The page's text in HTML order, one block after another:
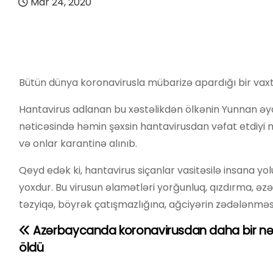
Bütün dünya koronavirusla mübarizə apardığı bir
Hantavirus adlanan bu xəstəlikdən ölkənin Yunnan
nəticəsində həmin şəxsin hantavirusdan vəfat etdiyi
və onlar karantinə alınıb.
Qeyd edək ki, hantavirus siçanlar vasitəsilə insana
yoxdur. Bu virusun əlamətləri yorğunluq, qızdırma,
təzyiqə, böyrək çatışmazlığına, ağciyərin
Y Azərbaycanda koronavirusdan daha bir
öldü